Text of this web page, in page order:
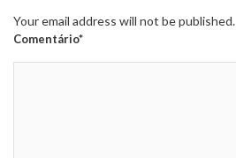
Your email address will not be published.
Comentário*